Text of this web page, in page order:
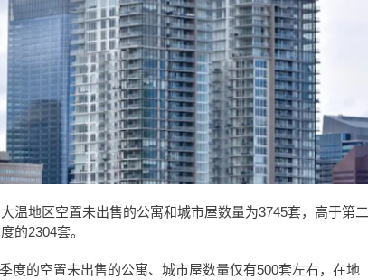
温地区空置未出售的公寓和城市屋数量为3745套，高于第二
的2304套。
度的空置未出售的公寓、城市屋数量仅有500套左右，在地